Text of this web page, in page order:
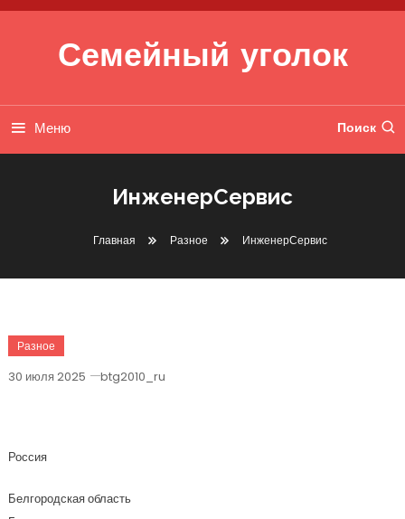
Перейти к содержимому
Семейный уголок
Меню Поиск
ИнженерСервис
Главная Разное ИнженерСервис
Разное
30 июля 2025 btg2010_ru
Россия
Белгородская область